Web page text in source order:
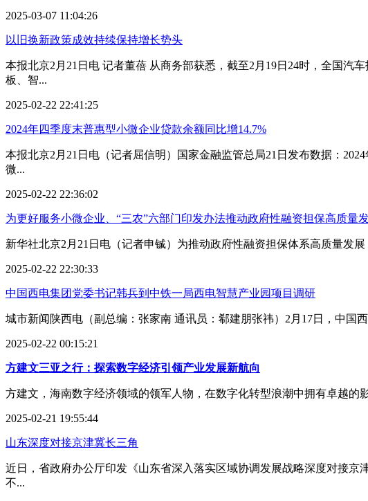
2025-03-07 11:04:26
以旧换新政策成效持续保持增长势头
本报北京2月21日电 记者董蓓 从商务部获悉，截至2月19日24时，全国汽
板、智...
2025-02-22 22:41:25
2024年四季度末普惠型小微企业贷款余额同比增14.7%
本报北京2月21日电（记者屈信明）国家金融监管总局21日发布数据：
微...
2025-02-22 22:36:02
为更好服务小微企业、“三农”六部门印发办法推动政府性融资担保高质量
新华社北京2月21日电（记者申铖）为推动政府性融资担保体系高质量发
2025-02-22 22:30:33
中国西电集团党委书记韩兵到中铁一局西电智慧产业园项目调研
城市新闻陕西电（副总编：张家南 通讯员：郗建朋张祎）2月17日，中
2025-02-22 00:15:21
方建文三亚之行：探索数字经济引领产业发展新航向
方建文，海南数字经济领域的领军人物，在数字化转型浪潮中拥有卓越
2025-02-21 19:55:44
山东深度对接京津冀长三角
近日，省政府办公厅印发《山东省深入落实区域协调发展战略深度对接京
不...